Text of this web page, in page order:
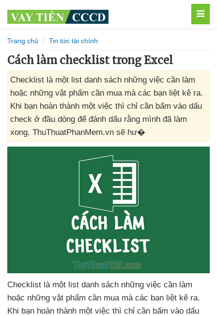
Trang chủ Tin tức tài chính
Cách làm checklist trong Excel
Checklist là một list danh sách những việc cần làm
hoặc những vật phẩm cần mua mà các bạn liệt kê ra.
Khi bạn hoàn thành một việc thì chỉ cần bấm vào dấu
check ở đầu dòng để đánh dấu rằng mình đã làm
xong. ThuThuatPhanMem.vn sẽ hư�
Checklist là một list danh sách những việc cần làm
hoặc những vật phẩm cần mua mà các bạn liệt kê ra.
Khi bạn hoàn thành một việc thì chỉ cần bấm vào dấu